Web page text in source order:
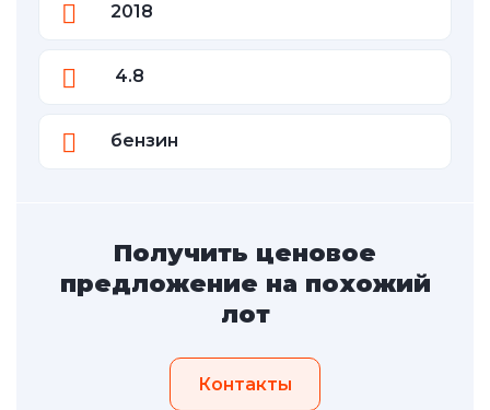
2018
4.8
бензин
Получить ценовое
предложение на похожий
лот
Контакты